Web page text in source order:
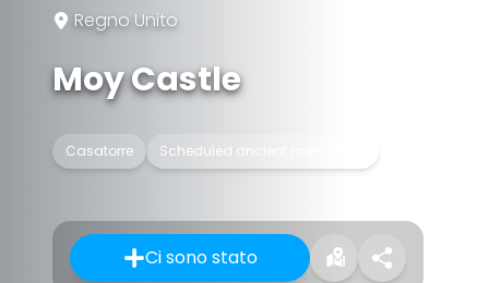
Regno Unito
Moy Castle
Casatorre Scheduled ancient monument
Ci sono stato